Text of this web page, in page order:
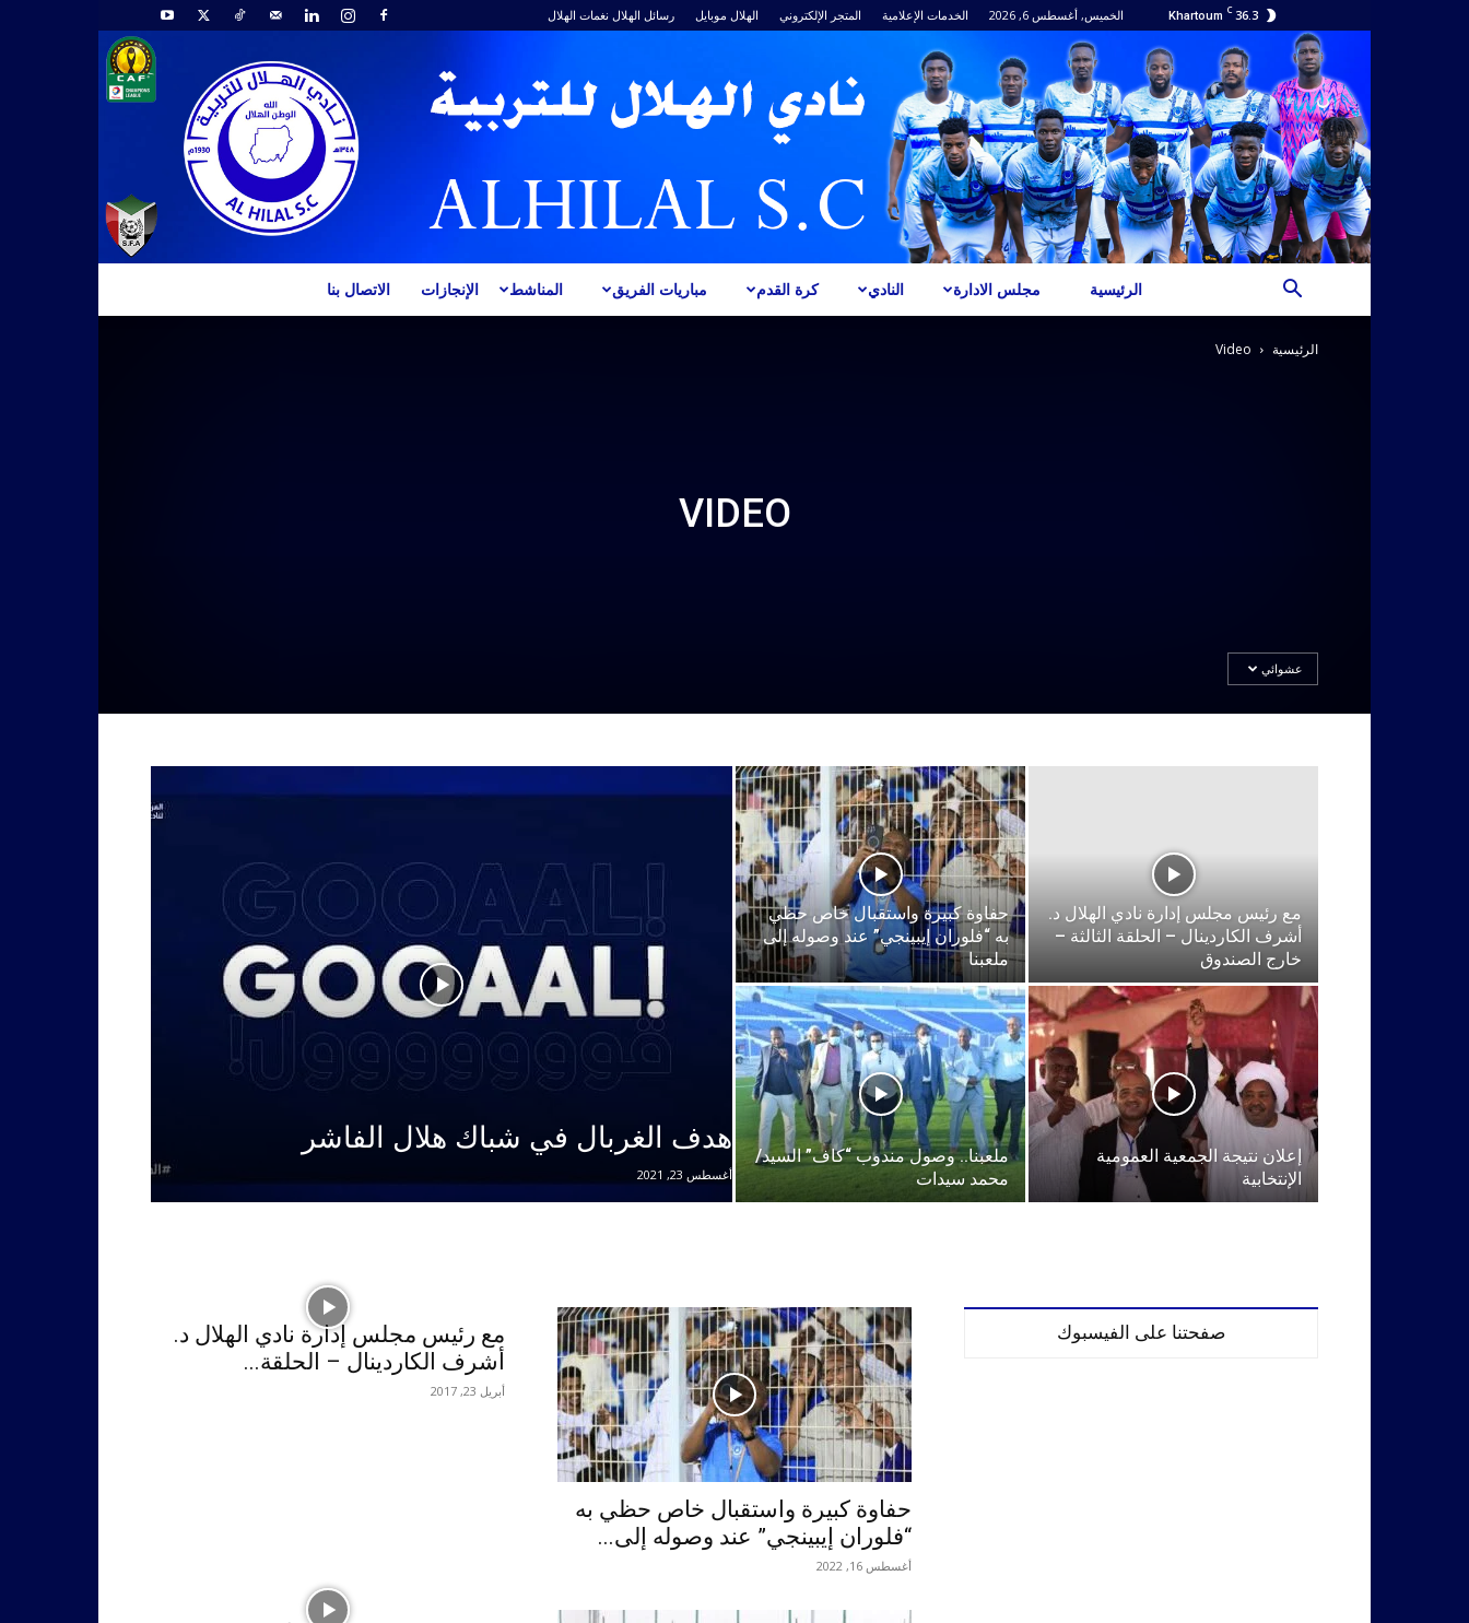
36.3
C
Khartoum الخميس, أغسطس 6, 2026 الخدمات الإعلامية المتجر الإلكتروني الهلال موبايل رسائل الهلال نغمات الهلال
الاتصال بنا الإنجازات المناشط مباريات الفريق كرة القدم النادي مجلس الادارة الرئيسية
الرئيسية Video
VIDEO
عشوائي
هدف الغربال في شباك هلال الفاشر
أغسطس 23, 2021
حفاوة كبيرة واستقبال خاص حظي
به “فلوران إيبينجي” عند وصوله إلى
ملعبنا
مع رئيس مجلس إدارة نادي الهلال د.
أشرف الكاردينال – الحلقة الثالثة –
خارج الصندوق
ملعبنا.. وصول مندوب “كاف” السيد/
محمد سيدات
إعلان نتيجة الجمعية العمومية
الإنتخابية
مع رئيس مجلس إدارة نادي الهلال د.
أشرف الكاردينال – الحلقة...
أبريل 23, 2017
حفاوة كبيرة واستقبال خاص حظي به
“فلوران إيبينجي” عند وصوله إلى...
أغسطس 16, 2022
صفحتنا على الفيسبوك